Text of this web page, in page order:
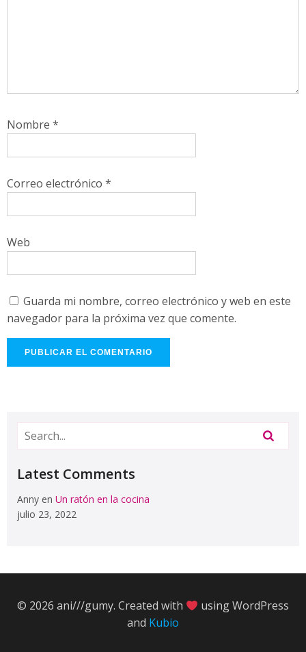
Nombre *
Correo electrónico *
Web
Guarda mi nombre, correo electrónico y web en este
navegador para la próxima vez que comente.
Latest Comments
Anny en Un ratón en la cocina
julio 23, 2022
© 2026 ani///gumy. Created with
using WordPress
and Kubio